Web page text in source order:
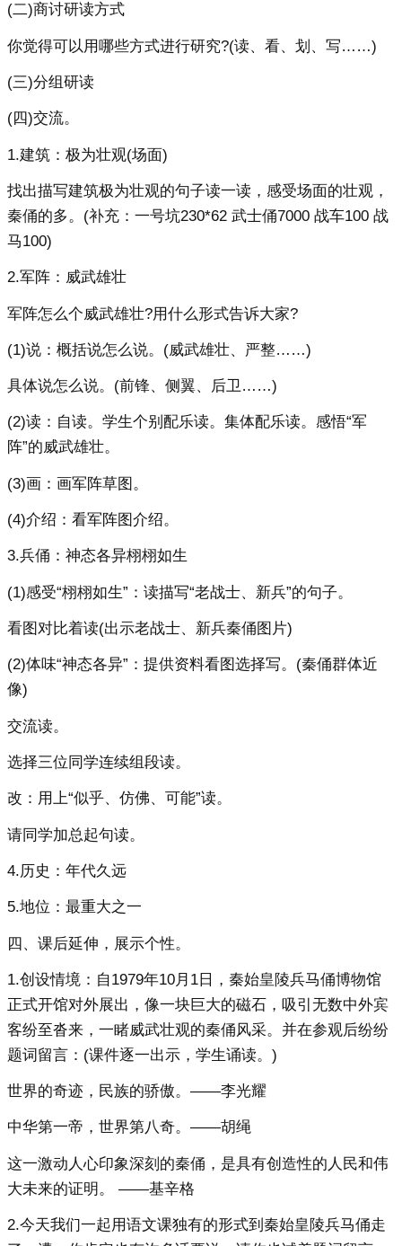
(二)商讨研读方式
你觉得可以用哪些方式进行研究?(读、看、划、写……)
(三)分组研读
(四)交流。
1.建筑：极为壮观(场面)
找出描写建筑极为壮观的句子读一读，感受场面的壮观，
秦俑的多。(补充：一号坑230*62 武士俑7000 战车100 战
马100)
2.军阵：威武雄壮
军阵怎么个威武雄壮?用什么形式告诉大家?
(1)说：概括说怎么说。(威武雄壮、严整……)
具体说怎么说。(前锋、侧翼、后卫……)
(2)读：自读。学生个别配乐读。集体配乐读。感悟“军
阵”的威武雄壮。
(3)画：画军阵草图。
(4)介绍：看军阵图介绍。
3.兵俑：神态各异栩栩如生
(1)感受“栩栩如生”：读描写“老战士、新兵”的句子。
看图对比着读(出示老战士、新兵秦俑图片)
(2)体味“神态各异”：提供资料看图选择写。(秦俑群体近
像)
交流读。
选择三位同学连续组段读。
改：用上“似乎、仿佛、可能”读。
请同学加总起句读。
4.历史：年代久远
5.地位：最重大之一
四、课后延伸，展示个性。
1.创设情境：自1979年10月1日，秦始皇陵兵马俑博物馆
正式开馆对外展出，像一块巨大的磁石，吸引无数中外宾
客纷至沓来，一睹威武壮观的秦俑风采。并在参观后纷纷
题词留言：(课件逐一出示，学生诵读。)
世界的奇迹，民族的骄傲。——李光耀
中华第一帝，世界第八奇。——胡绳
这一激动人心印象深刻的秦俑，是具有创造性的人民和伟
大未来的证明。 ——基辛格
2.今天我们一起用语文课独有的形式到秦始皇陵兵马俑走